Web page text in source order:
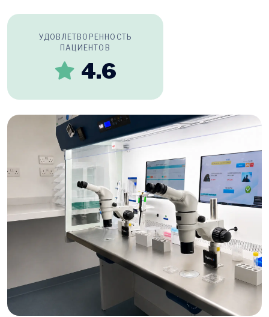
УДОВЛЕТВОРЕННОСТЬ
ПАЦИЕНТОВ
4.6